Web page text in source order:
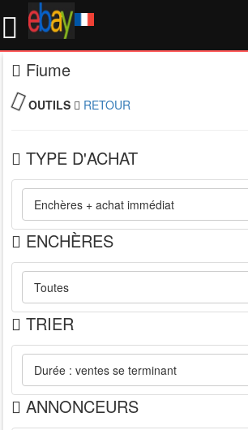
Fiume
OUTILS RETOUR
TYPE D'ACHAT
ENCHÈRES
TRIER
ANNONCEURS